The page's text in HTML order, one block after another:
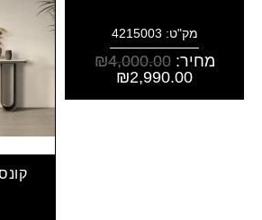
מק"ט: 4215003
מחיר: ₪4,000.00
₪2,990.00